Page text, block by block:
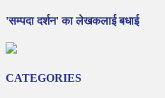
'सम्पदा दर्शन' का लेखकलाई बधाई
CATEGORIES